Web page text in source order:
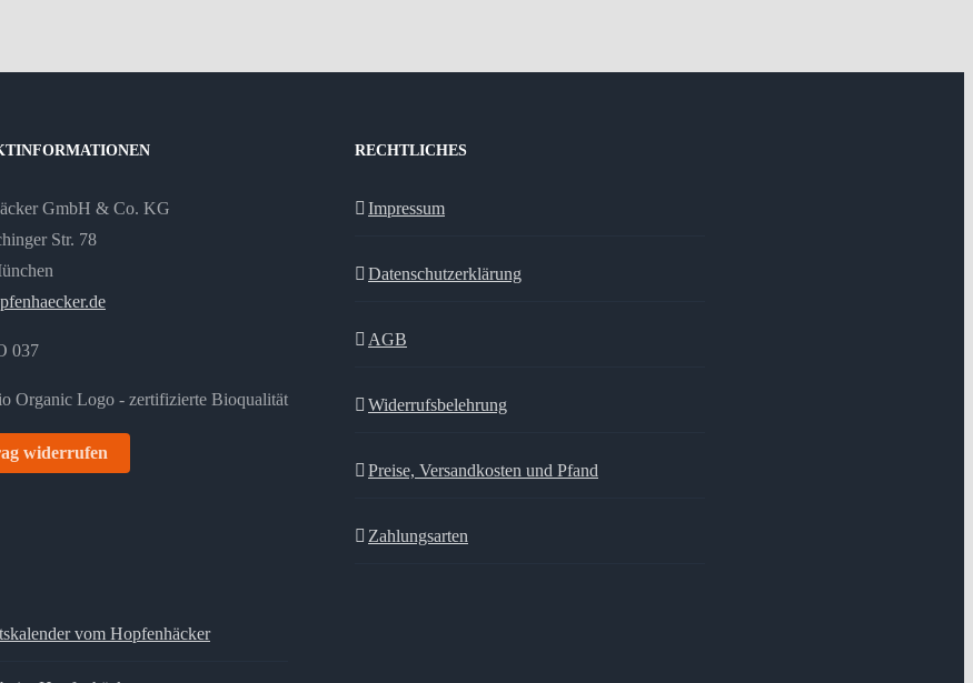
GmbH & Co. KG
Str. 78
037
widerrufen
RECHTLICHES
Impressum
Datenschutzerklärung
AGB
Widerrufsbelehrung
Preise, Versandkosten und Pfand
Zahlungsarten
vom Hopfenhäcker